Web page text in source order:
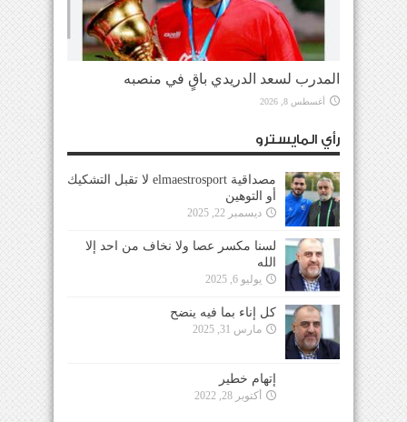
المدرب لسعد الدريدي باقٍ في منصبه
أغسطس 8, 2026
رأي المايسترو
مصداقية elmaestrosport لا تقبل التشكيك
أو التوهين
ديسمبر 22, 2025
لسنا مكسر عصا ولا نخاف من احد إلا
الله
يوليو 6, 2025
كل إناء بما فيه ينضح
مارس 31, 2025
إتهام خطير
أكتوبر 28, 2022